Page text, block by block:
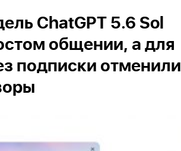
ChatGPT 5.6 Sol
общении, а для
подписки отменили